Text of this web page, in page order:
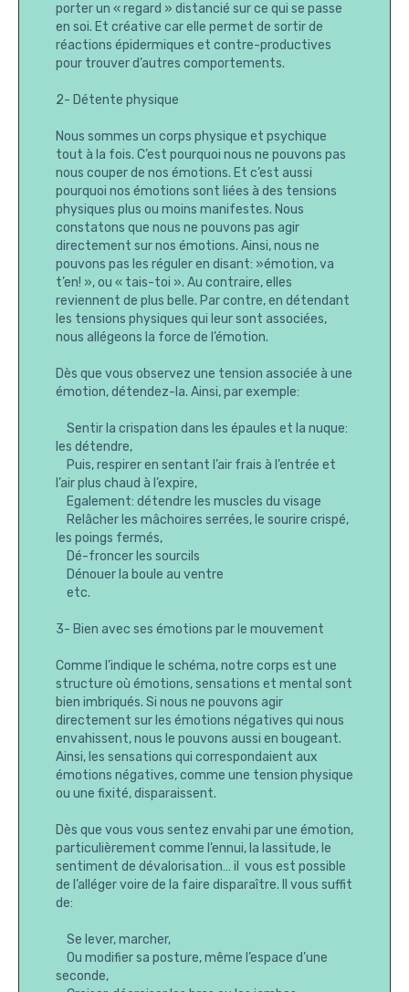
porter un « regard » distancié sur ce qui se passe
en soi. Et créative car elle permet de sortir de
réactions épidermiques et contre-productives
pour trouver d’autres comportements.
2- Détente physique
Nous sommes un corps physique et psychique
tout à la fois. C’est pourquoi nous ne pouvons pas
nous couper de nos émotions. Et c’est aussi
pourquoi nos émotions sont liées à des tensions
physiques plus ou moins manifestes. Nous
constatons que nous ne pouvons pas agir
directement sur nos émotions. Ainsi, nous ne
pouvons pas les réguler en disant: »émotion, va
t’en! », ou « tais-toi ». Au contraire, elles
reviennent de plus belle. Par contre, en détendant
les tensions physiques qui leur sont associées,
nous allégeons la force de l’émotion.
Dès que vous observez une tension associée à une
émotion, détendez-la. Ainsi, par exemple:
Sentir la crispation dans les épaules et la nuque:
les détendre,
Puis, respirer en sentant l’air frais à l’entrée et
l’air plus chaud à l’expire,
Egalement: détendre les muscles du visage
Relâcher les mâchoires serrées, le sourire crispé,
les poings fermés,
Dé-froncer les sourcils
Dénouer la boule au ventre
etc.
3- Bien avec ses émotions par le mouvement
Comme l’indique le schéma, notre corps est une
structure où émotions, sensations et mental sont
bien imbriqués. Si nous ne pouvons agir
directement sur les émotions négatives qui nous
envahissent, nous le pouvons aussi en bougeant.
Ainsi, les sensations qui correspondaient aux
émotions négatives, comme une tension physique
ou une fixité, disparaissent.
Dès que vous vous sentez envahi par une émotion,
particulièrement comme l’ennui, la lassitude, le
sentiment de dévalorisation… il vous est possible
de l’alléger voire de la faire disparaître. Il vous suffit
de:
Se lever, marcher,
Ou modifier sa posture, même l’espace d’une
seconde,